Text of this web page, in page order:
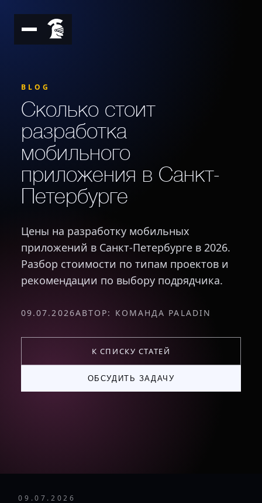
BLOG
Сколько стоит
разработка
мобильного
приложения в Санкт-
Петербурге
Цены на разработку мобильных
приложений в Санкт-Петербурге в 2026.
Разбор стоимости по типам проектов и
рекомендации по выбору подрядчика.
09.07.2026АВТОР: КОМАНДА PALADIN
К СПИСКУ СТАТЕЙ
ОБСУДИТЬ ЗАДАЧУ
09.07.2026